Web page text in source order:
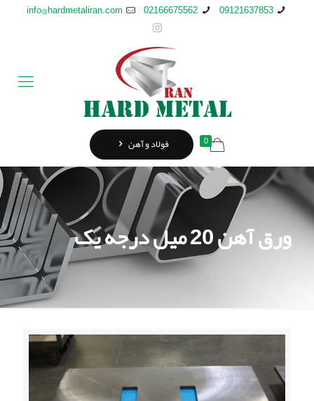
09121637853
02166675562
info@hardmetaliran.com
0 فولاد و آهن
ورق آهن 20 میل درجه یک